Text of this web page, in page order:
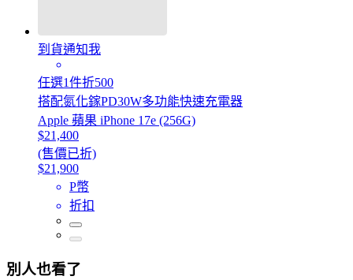
到貨通知我
任選1件折500
搭配氮化鎵PD30W多功能快速充電器
Apple 蘋果 iPhone 17e (256G)
$21,400
(售價已折)
$21,900
P幣
折扣
別人也看了